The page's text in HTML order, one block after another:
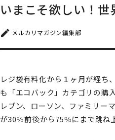
いまこそ欲しい！
メルカリマガジン編集部
レジ袋有料化から１ヶ月が経ち
も「エコバック」カテゴリの購
レブン、ローソン、ファミリー
が30％前後から75％にまで跳ね